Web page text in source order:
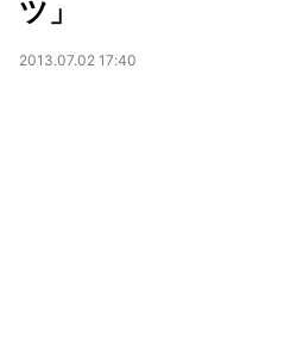
ツ」
2013.07.02 17:40